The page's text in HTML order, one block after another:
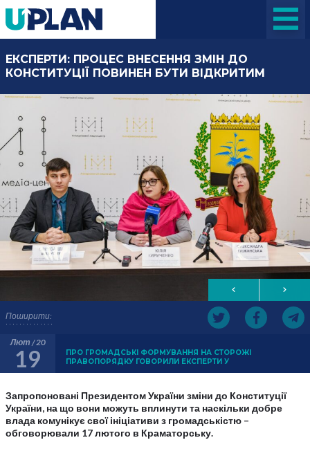
Поширити:
ЕКСПЕРТИ: ПРОЦЕС ВНЕСЕННЯ ЗМІН ДО
КОНСТИТУЦІЇ ПОВИНЕН БУТИ ВІДКРИТИМ
Лют / 20
19
ПРО ГРОМАДСЬКІ ФОРМУВАННЯ НА СТОРОЖІ
ПРАВОПОРЯДКУ ГОВОРИЛИ ЕКСПЕРТИ У
Запропоновані Президентом України зміни до Конституції
України, на що вони можуть вплинути та наскільки добре
влада комунікує свої ініціативи з громадськістю –
обговорювали 17 лютого в Краматорську.